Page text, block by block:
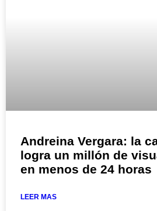
Andreina Vergara: la
logra un millón de
en menos de 24 horas
LEER MAS